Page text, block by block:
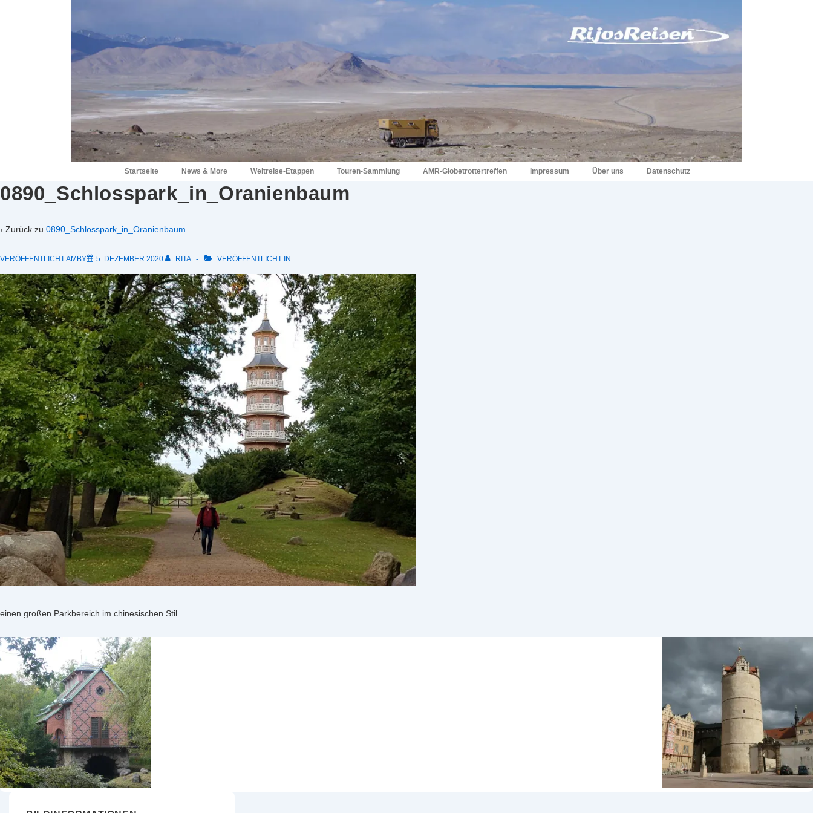
Hauptnavigation
Startseite News & More Weltreise-Etappen Touren-Sammlung AMR-Globetrottertreffen Impressum Über uns Datenschutz
0890_Schlosspark_in_Oranienbaum
‹ Zurück zu 0890_Schlosspark_in_Oranienbaum
VERÖFFENTLICHT AMBY 5. DEZEMBER 2020 RITA VERÖFFENTLICHT IN
einen großen Parkbereich im chinesischen Stil.